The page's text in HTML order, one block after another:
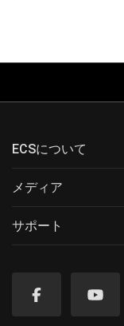
ECSについて
メディア
サポート